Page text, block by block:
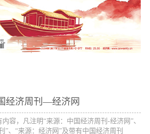
经济周刊—经济网
容，凡注明“来源：中国经济周刊-经济网”、
”、“来源：经济网”及带有中国经济周刊